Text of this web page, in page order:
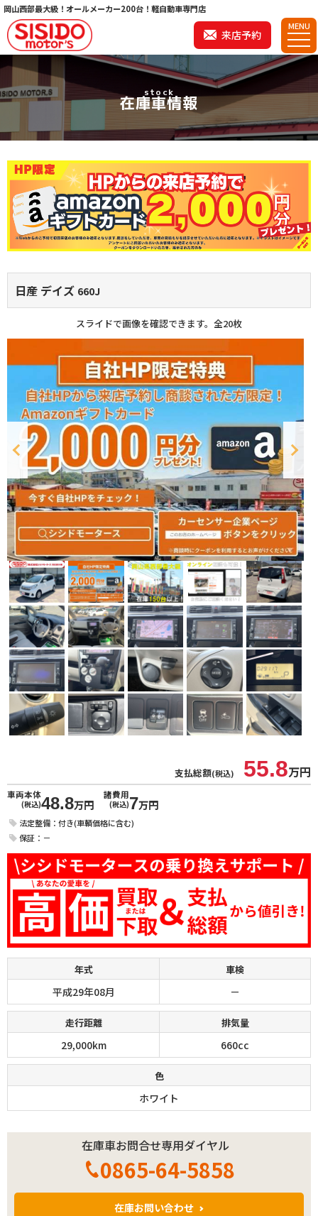
岡山西部最大級！オールメーカー200台！軽自動車専門店
来店予約
MENU
stock
在庫車情報
日産 デイズ 660J
スライドで画像を確認できます。 全20枚
支払総額(税込) 55.8万円
車両本体
(税込)48.8万円
諸費用
(税込)7万円
法定整備：付き(車輌価格に含む)
保証：－
年式 車検
平成29年08月 －
走行距離 排気量
29,000km 660cc
色
ホワイト
在庫車お問合せ専用ダイヤル
0865-64-5858
在庫お問い合わせ